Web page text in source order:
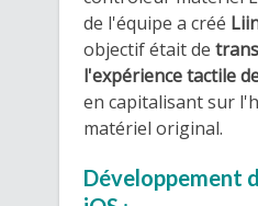
de l'équipe a créé
objectif était de
l'expérience tactile
en capitalisant sur
matériel original.
Développement